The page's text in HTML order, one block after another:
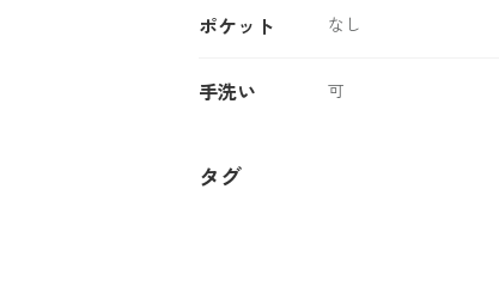
ポケット なし
手洗い 可
タグ